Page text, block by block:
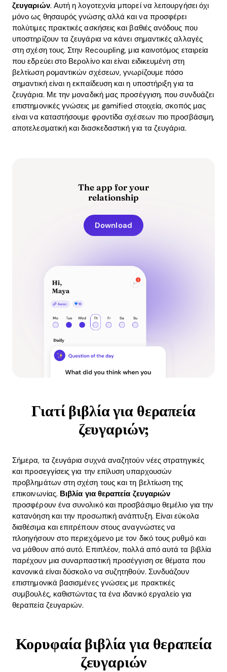
ζευγαριών. Αυτή η λογοτεχνία μπορεί να λειτουργήσει όχι
μόνο ως θησαυρός γνώσης αλλά και να προσφέρει
πολύτιμες πρακτικές ασκήσεις και βαθιές ανόδους που
υποστηρίζουν τα ζευγάρια να κάνει σημαντικές αλλαγές
στη σχέση τους. Στην Recoupling, μια καινοτόμος εταιρεία
που εδρεύει στο Βερολίνο και είναι ειδικευμένη στη
βελτίωση ρομαντικών σχέσεων, γνωρίζουμε πόσο
σημαντική είναι η εκπαίδευση και η υποστήριξη για τα
ζευγάρια. Με την μοναδική μας προσέγγιση, που συνδυάζει
επιστημονικές γνώσεις με gamified στοιχεία, σκοπός μας
είναι να καταστήσουμε φροντίδα σχέσεων πιο προσβάσιμη,
αποτελεσματική και διασκεδαστική για τα ζευγάρια.
The app for your
relationship
Download
Γιατί βιβλία για θεραπεία
ζευγαριών;
Σήμερα, τα ζευγάρια συχνά αναζητούν νέες στρατηγικές
και προσεγγίσεις για την επίλυση υπαρχουσών
προβλημάτων στη σχέση τους και τη βελτίωση της
επικοινωνίας. Βιβλία για θεραπεία ζευγαριών
προσφέρουν ένα συνολικό και προσβάσιμο θεμέλιο για την
κατανόηση και την προσωπική ανάπτυξη. Είναι εύκολα
διαθέσιμα και επιτρέπουν στους αναγνώστες να
πλοηγήσουν στο περιεχόμενο με τον δικό τους ρυθμό και
να μάθουν από αυτό. Επιπλέον, πολλά από αυτά τα βιβλία
παρέχουν μια συναρπαστική προσέγγιση σε θέματα που
κανονικά είναι δύσκολο να συζητηθούν. Συνδυάζουν
επιστημονικά βασισμένες γνώσεις με πρακτικές
συμβουλές, καθιστώντας τα ένα ιδανικό εργαλείο για
θεραπεία ζευγαριών.
Κορυφαία βιβλία για θεραπεία
ζευγαριών